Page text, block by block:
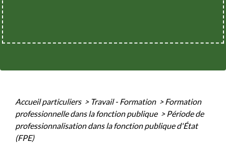
Accueil particuliers > Travail - Formation > Formation
professionnelle dans la fonction publique > Période de
professionnalisation dans la fonction publique d'État
(FPE)